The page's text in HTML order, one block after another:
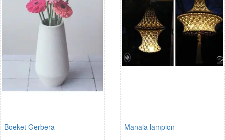
Boeket Gerbera Manala lampion